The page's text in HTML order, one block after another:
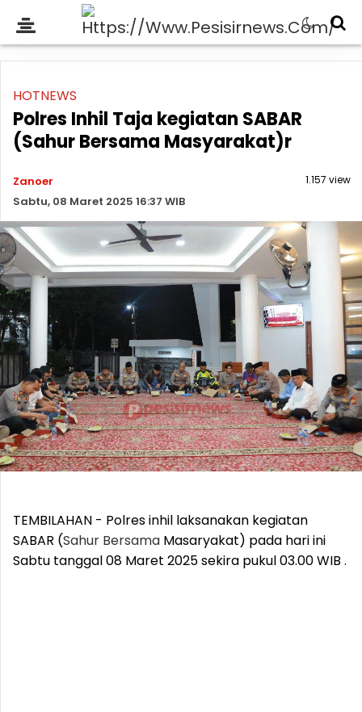
HOTNEWS
Polres Inhil Taja kegiatan SABAR
(Sahur Bersama Masyarakat)r
Zanoer
Sabtu, 08 Maret 2025 16:37 WIB
1.157 view
TEMBILAHAN - Polres inhil laksanakan kegiatan
SABAR (Sahur Bersama Masaryakat) pada hari ini
Sabtu tanggal 08 Maret 2025 sekira pukul 03.00 WIB .